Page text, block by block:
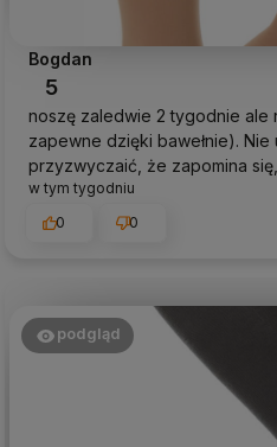
Bogdan
5
noszę zaledwie 2 tygodnie ale
zapewne dzięki bawełnie). Nie
przyzwyczaić, że zapomina
w tym tygodniu
0
0
podgląd